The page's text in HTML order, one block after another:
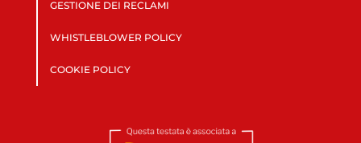
GESTIONE DEI RECLAMI
WHISTLEBLOWER POLICY
COOKIE POLICY